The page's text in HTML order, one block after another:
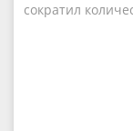
сократил